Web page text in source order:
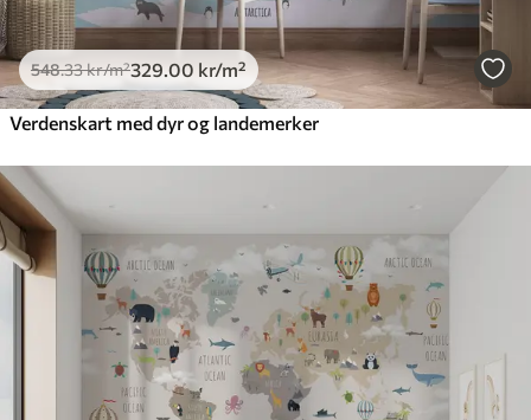
548.33kr/m²329 .00 kr/m²
Verdenskart med dyr og landemerker